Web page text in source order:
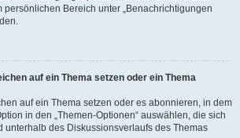
persönlichen Bereich unter „Benachrichtigungen
auf ein Thema setzen oder ein Thema
auf ein Thema setzen oder es abonnieren, in dem
in den „Themen-Optionen“ auswählen, die sich
unterhalb des Diskussionsverlaufs des Themas